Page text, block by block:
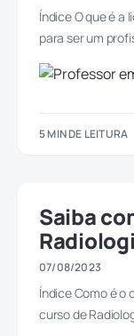
Índice O que é
para ser um
5 MIN DE LEITURA
Saiba
07/08/2023
Índice Como é o
curso de